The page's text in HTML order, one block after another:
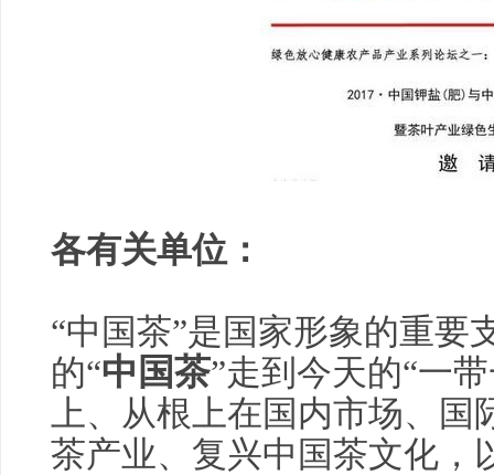
各有关单位：
“中国茶”是国家形象的重要
的“中国茶”走到今天的“一
上、从根上在国内市场、国
茶产业、复兴中国茶文化，